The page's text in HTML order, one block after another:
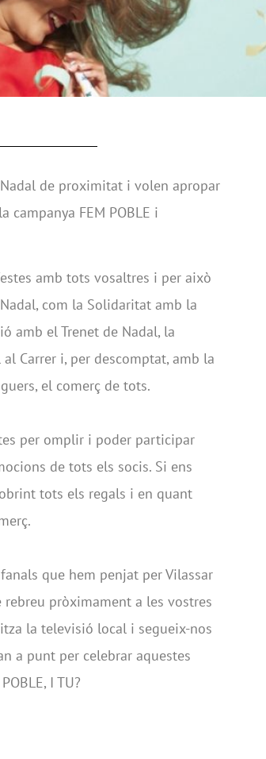
de proximitat i volen apropar
FEM POBLE i
amb tots vosaltres i per això
com la Solidaritat amb la
amb el Trenet de Nadal, la
Carrer i, per descomptat, amb la
el comerç de tots.
per omplir i poder participar
de tots els socis. Si ens
tots els regals i en quant
que hem penjat per Vilassar
pròximament a les vostres
la televisió local i segueix-nos
a punt per celebrar aquestes
I TU?